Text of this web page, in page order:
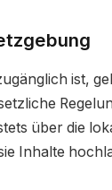
ist,
über die
Inhalte